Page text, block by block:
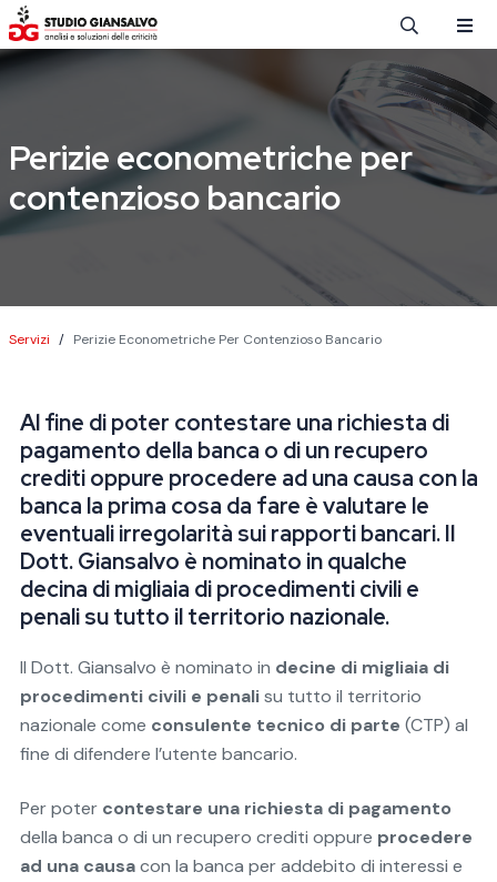
Salta al contenuto principale
Perizie econometriche per
contenzioso bancario
Briciole di pane
Servizi Perizie Econometriche Per Contenzioso Bancario
Al fine di poter contestare una richiesta di
pagamento della banca o di un recupero
crediti oppure procedere ad una causa con la
banca la prima cosa da fare è valutare le
eventuali irregolarità sui rapporti bancari. Il
Dott. Giansalvo è nominato in qualche
decina di migliaia di procedimenti civili e
penali su tutto il territorio nazionale.
Il Dott. Giansalvo è nominato in decine di migliaia di
procedimenti civili e penalisu tutto il territorio
nazionale come consulente tecnico di parte (CTP) al
fine di difendere l’utente bancario.
Per poter contestare una richiesta di pagamento
della banca o di un recupero crediti oppure procedere
ad una causacon la banca per addebito di interessi e